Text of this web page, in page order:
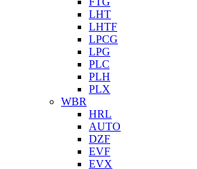
LHT
LHTF
LPCG
LPG
PLC
PLH
PLX
WBR
HRL
AUTO
DZF
EVF
EVX